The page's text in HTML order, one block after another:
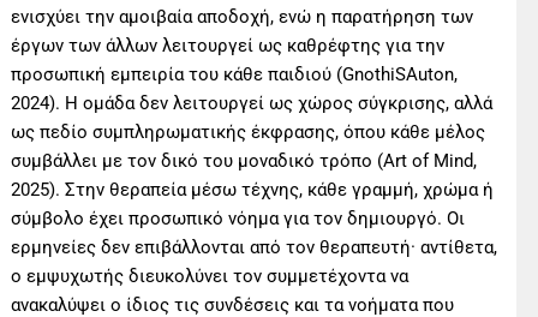
ενισχύει την αμοιβαία αποδοχή, ενώ η παρατήρηση των
έργων των άλλων λειτουργεί ως καθρέφτης για την
προσωπική εμπειρία του κάθε παιδιού (GnothiSAuton,
2024). Η ομάδα δεν λειτουργεί ως χώρος σύγκρισης, αλλά
ως πεδίο συμπληρωματικής έκφρασης, όπου κάθε μέλος
συμβάλλει με τον δικό του μοναδικό τρόπο (Art of Mind,
2025). Στην θεραπεία μέσω τέχνης, κάθε γραμμή, χρώμα ή
σύμβολο έχει προσωπικό νόημα για τον δημιουργό. Οι
ερμηνείες δεν επιβάλλονται από τον θεραπευτή· αντίθετα,
ο εμψυχωτής διευκολύνει τον συμμετέχοντα να
ανακαλύψει ο ίδιος τις συνδέσεις και τα νοήματα που